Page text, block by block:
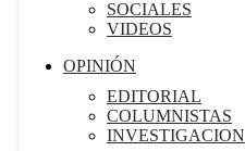
SOCIALES
VIDEOS
OPINIÓN
EDITORIAL
COLUMNISTAS
INVESTIGACION